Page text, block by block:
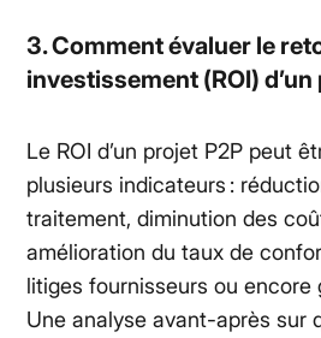
3. Comment évaluer le
investissement (ROI) d’un
Le ROI d’un projet P2P peut
plusieurs indicateurs :
traitement, diminution des
amélioration du taux de
litiges fournisseurs ou encore
Une analyse avant-après sur